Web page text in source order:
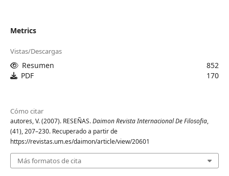
Metrics
Vistas/Descargas
Resumen
852
PDF
170
Cómo citar
autores, V. (2007). RESEÑAS.Daimon Revista Internacional De Filosofia,
(41), 207–230. Recuperado a partir de
https://revistas.um.es/daimon/article/view/20601
Más formatos de cita